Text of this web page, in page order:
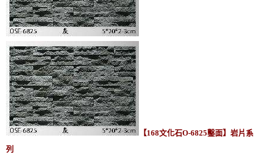
【168文化石O-6825鑿面】岩片系
列